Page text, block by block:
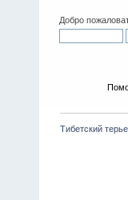
Добро
Тибетский